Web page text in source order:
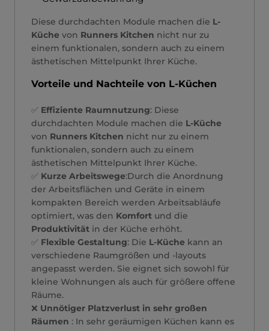
Diese durchdachten Module machen die L-
Küche von Runners Kitchen nicht nur zu
einem funktionalen, sondern auch zu einem
ästhetischen Mittelpunkt Ihrer Küche.
Vorteile und Nachteile von L-Küchen
✅ Effiziente Raumnutzung: Diese
durchdachten Module machen die L-Küche
von Runners Kitchen nicht nur zu einem
funktionalen, sondern auch zu einem
ästhetischen Mittelpunkt Ihrer Küche.
✅ Kurze Arbeitswege:Durch die Anordnung
der Arbeitsflächen und Geräte in einem
kompakten Bereich werden Arbeitsabläufe
optimiert, was den Komfort und die
Produktivität in der Küche erhöht.
✅ Flexible Gestaltung: Die L-Küche kann an
verschiedene Raumgrößen und -layouts
angepasst werden. Sie eignet sich sowohl für
kleine Wohnungen als auch für größere offene
Räume.
❌ Unnötiger Platzverlust in sehr großen
Räumen : In sehr geräumigen Küchen kann es